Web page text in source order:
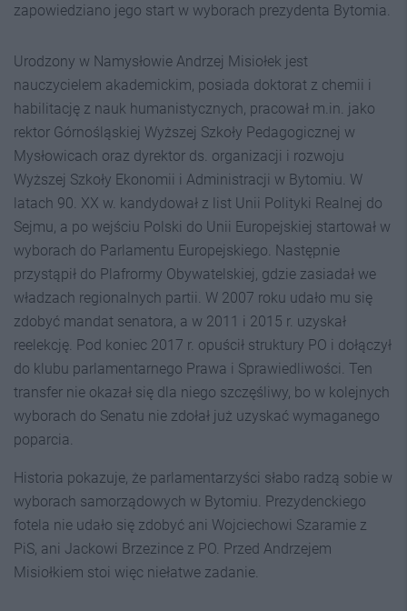
zapowiedziano jego start w wyborach prezydenta Bytomia.
Urodzony w Namysłowie Andrzej Misiołek jest
nauczycielem akademickim, posiada doktorat z chemii i
habilitację z nauk humanistycznych, pracował m.in. jako
rektor Górnośląskiej Wyższej Szkoły Pedagogicznej w
Mysłowicach oraz dyrektor ds. organizacji i rozwoju
Wyższej Szkoły Ekonomii i Administracji w Bytomiu. W
latach 90. XX w. kandydował z list Unii Polityki Realnej do
Sejmu, a po wejściu Polski do Unii Europejskiej startował w
wyborach do Parlamentu Europejskiego. Następnie
przystąpił do Plafrormy Obywatelskiej, gdzie zasiadał we
władzach regionalnych partii. W 2007 roku udało mu się
zdobyć mandat senatora, a w 2011 i 2015 r. uzyskał
reelekcję. Pod koniec 2017 r. opuścił struktury PO i dołączył
do klubu parlamentarnego Prawa i Sprawiedliwości. Ten
transfer nie okazał się dla niego szczęśliwy, bo w kolejnych
wyborach do Senatu nie zdołał już uzyskać wymaganego
poparcia.
Historia pokazuje, że parlamentarzyści słabo radzą sobie w
wyborach samorządowych w Bytomiu. Prezydenckiego
fotela nie udało się zdobyć ani Wojciechowi Szaramie z
PiS, ani Jackowi Brzezince z PO. Przed Andrzejem
Misiołkiem stoi więc niełatwe zadanie.